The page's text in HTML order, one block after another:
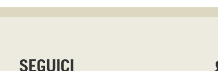
SEGUICI